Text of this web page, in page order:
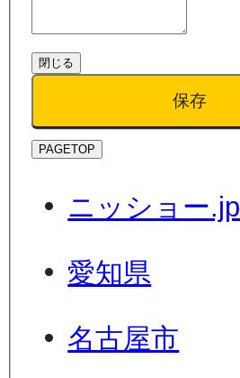
閉じる
保存
PAGETOP
ニッショー.jp
愛知県
名古屋市